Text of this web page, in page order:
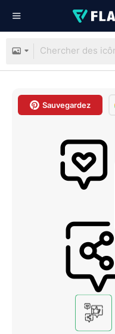
Sauvegardez